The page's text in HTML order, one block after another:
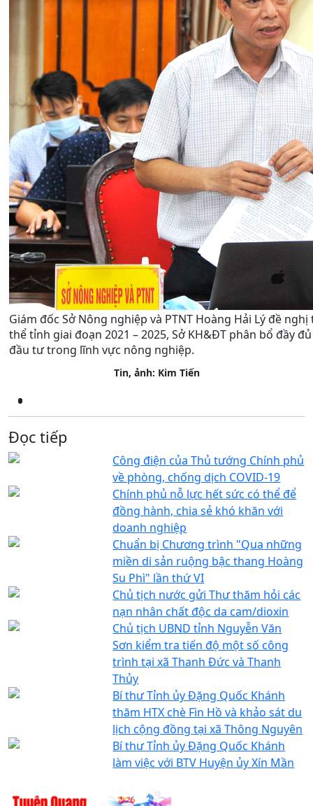
Giám đốc Sở Nông nghiệp và PTNT Hoàng Hải Lý đề
thể tỉnh giai đoạn 2021 – 2025, Sở KH&ĐT phân bổ đầy
đầu tư trong lĩnh vực nông nghiệp.
Tin, ảnh: Kim Tiến
Đọc tiếp
Công điện của Thủ tướng Chính phủ
về phòng, chống dịch COVID-19
Chính phủ nỗ lực hết sức có thể để
đồng hành, chia sẻ khó khăn với
doanh nghiệp
Chuẩn bị Chương trình "Qua những
miền di sản ruộng bậc thang Hoàng
Su Phì" lần thứ VI
Chủ tịch nước gửi Thư thăm hỏi các
nạn nhân chất độc da cam/dioxin
Chủ tịch UBND tỉnh Nguyễn Văn
Sơn kiểm tra tiến độ một số công
trình tại xã Thanh Đức và Thanh
Thủy
Bí thư Tỉnh ủy Đặng Quốc Khánh
thăm HTX chè Fìn Hồ và khảo sát du
lịch cộng đồng tại xã Thông Nguyên
Bí thư Tỉnh ủy Đặng Quốc Khánh
làm việc với BTV Huyện ủy Xín Mần